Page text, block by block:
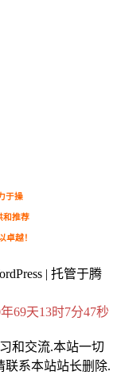
于操
和推荐
卓越！
| 托管于腾
69天13时7分48秒
和交流.本站一切
联系本站站长删除.